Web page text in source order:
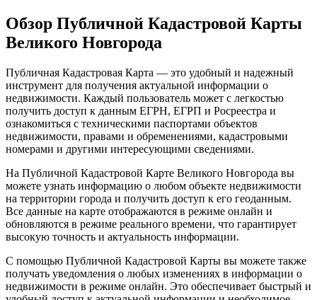
Обзор Публичной Кадастровой Карты
Великого Новгорода
Публичная Кадастровая Карта — это удобный и надежный
инструмент для получения актуальной информации о
недвижимости. Каждый пользователь может с легкостью
получить доступ к данным ЕГРН, ЕГРП и Росреестра и
ознакомиться с техническими паспортами объектов
недвижимости, правами и обременениями, кадастровыми
номерами и другими интересующими сведениями.
На Публичной Кадастровой Карте Великого Новгорода вы
можете узнать информацию о любом объекте недвижимости
на территории города и получить доступ к его геоданным.
Все данные на карте отображаются в режиме онлайн и
обновляются в режиме реального времени, что гарантирует
высокую точность и актуальность информации.
С помощью Публичной Кадастровой Карты вы можете также
получать уведомления о любых изменениях в информации о
недвижимости в режиме онлайн. Это обеспечивает быстрый и